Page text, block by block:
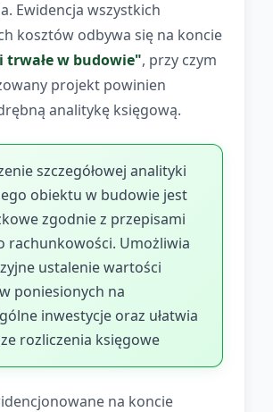
Ewidencja wszystkich
kosztów odbywa się na koncie
trwałe w budowie", przy czym
projekt powinien
analitykę księgową.
szczegółowej analityki
obiektu w budowie jest
zgodnie z przepisami
rachunkowości. Umożliwia
ustalenie wartości
poniesionych na
inwestycje oraz ułatwia
rozliczenia księgowe
na koncie